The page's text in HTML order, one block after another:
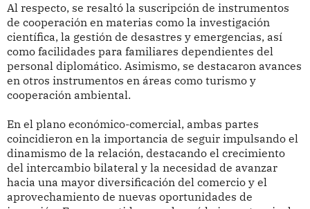
Al respecto, se resaltó la suscripción de instrumentos
de cooperación en materias como la investigación
científica, la gestión de desastres y emergencias, así
como facilidades para familiares dependientes del
personal diplomático. Asimismo, se destacaron avances
en otros instrumentos en áreas como turismo y
cooperación ambiental.
En el plano económico-comercial, ambas partes
coincidieron en la importancia de seguir impulsando el
dinamismo de la relación, destacando el crecimiento
del intercambio bilateral y la necesidad de avanzar
hacia una mayor diversificación del comercio y el
aprovechamiento de nuevas oportunidades de